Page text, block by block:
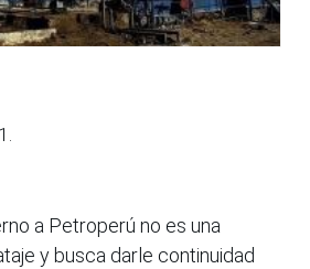
a Petroperú no es una
y busca darle continuidad